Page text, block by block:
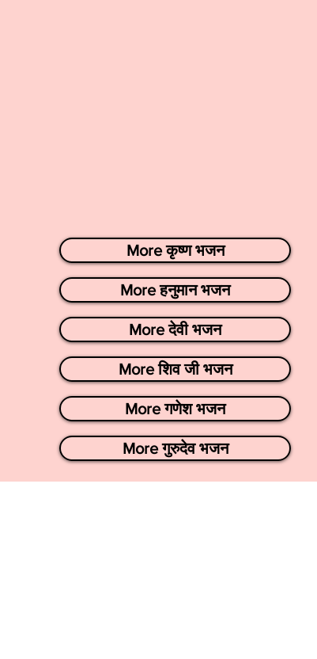
More कृष्ण भजन
More हनुमान भजन
More देवी भजन
More शिव जी भजन
More गणेश भजन
More गुरुदेव भजन